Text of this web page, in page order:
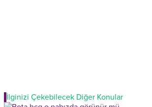
İlginizi Çekebilecek Diğer Konular